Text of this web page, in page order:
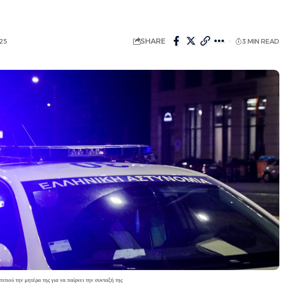
SHARE 3 MIN READ
την μητέρα της για να παίρνει την συνταξή της